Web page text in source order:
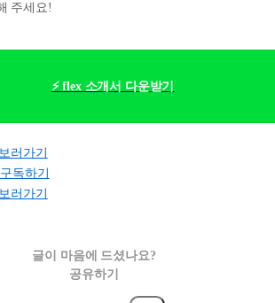
주세요!
⚡ flex 소개서 다운받기
러가기
독하기
러가기
글이 마음에 드셨나요?
공유하기